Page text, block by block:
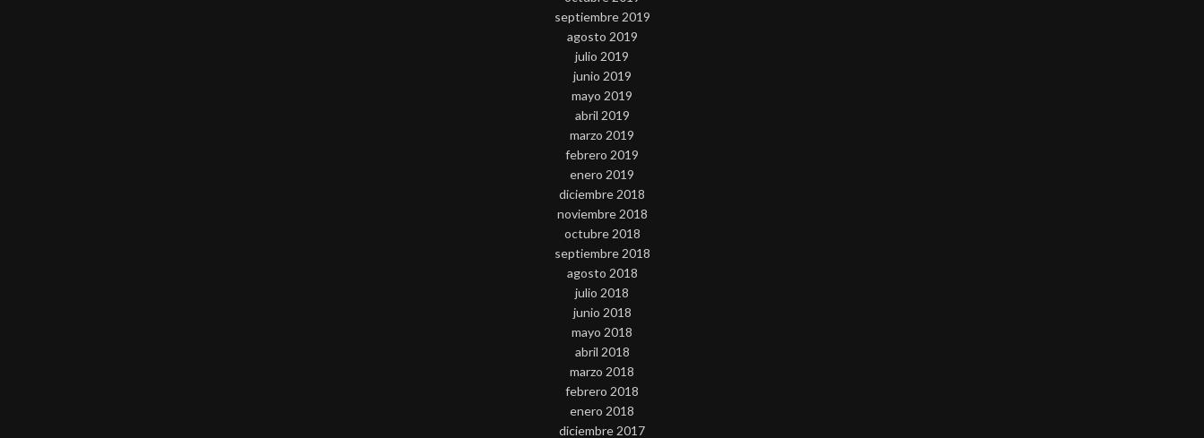
septiembre 2019
agosto 2019
julio 2019
junio 2019
mayo 2019
abril 2019
marzo 2019
febrero 2019
enero 2019
diciembre 2018
noviembre 2018
octubre 2018
septiembre 2018
agosto 2018
julio 2018
junio 2018
mayo 2018
abril 2018
marzo 2018
febrero 2018
enero 2018
diciembre 2017